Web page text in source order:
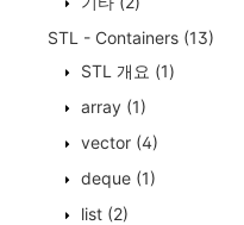
STL - Containers (13)
STL 개요 (1)
array (1)
vector (4)
deque (1)
list (2)